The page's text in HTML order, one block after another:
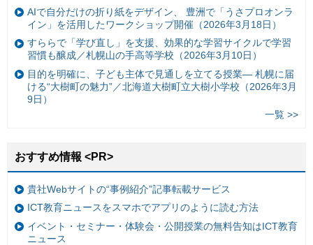
AIで自分だけの折り紙をデザイン、 豊洲で「うさプロオンラ
イン」を活用したワークショップ開催（2026年3月18日）
すららで「学び直し」を支援、効果的な学習サイクルで学習
習慣も醸成／札幌山の手高等学校（2026年3月10日）
目的を明確に、子ども主体で見通しを立てる授業— 札幌に届
ける“大樹町の魅力”／北海道大樹町立大樹小学校（2026年3月
9日）
一覧 >>
おすすめ情報 <PR>
貴社Webサイトの“事例紹介”記事転載サービス
ICT教育ニュースをスマホでアプリのように読む方法
イベント・セミナー・体験会・公開授業の無料告知はICT教育
ニュース